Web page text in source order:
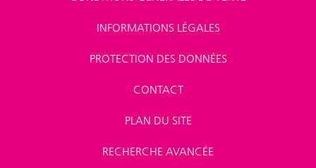
INFORMATIONS LÉGALES
PROTECTION DES DONNÉES
CONTACT
PLAN DU SITE
RECHERCHE AVANCÉE